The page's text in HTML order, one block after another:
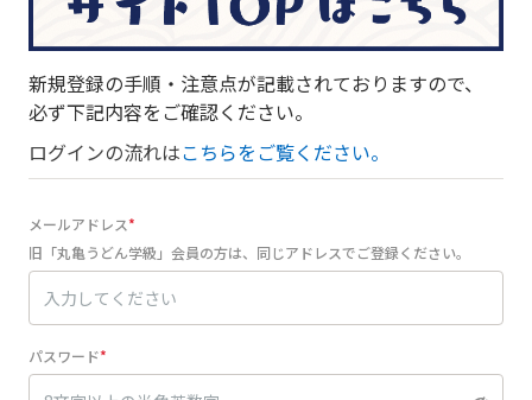
新規登録の手順・注意点が記載されておりますので、
必ず下記内容をご確認ください。
ログインの流れはこちらをご覧ください。
メールアドレス
旧「丸亀うどん学級」会員の方は、同じアドレスでご登録ください。
パスワード